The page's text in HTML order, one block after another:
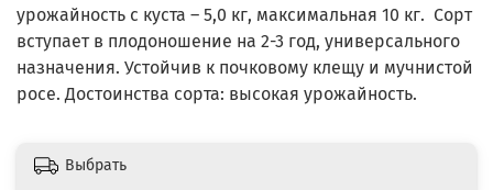
урожайность с куста – 5,0 кг, максимальная 10 кг. Сорт
вступает в плодоношение на 2-3 год, универсального
назначения. Устойчив к почковому клещу и мучнистой
росе. Достоинства сорта: высокая урожайность.
Выбрать